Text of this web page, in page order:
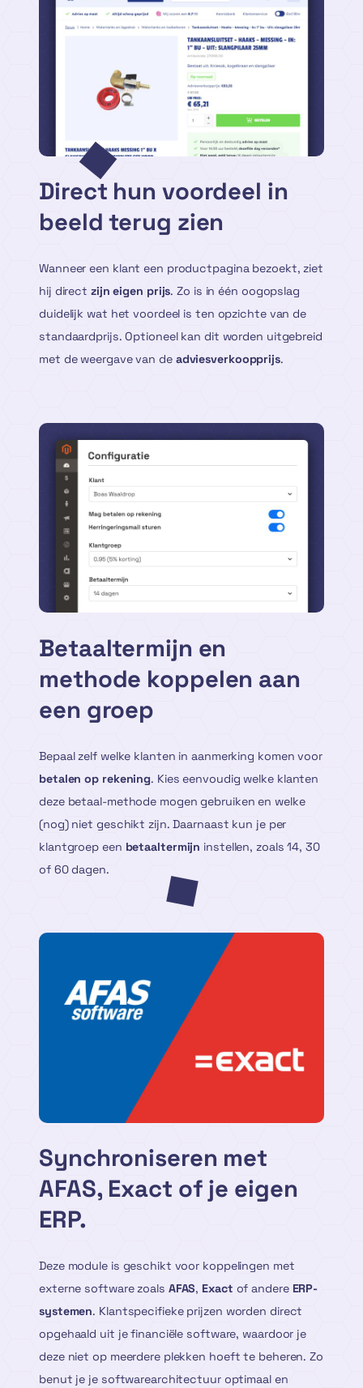
Direct hun voordeel in
beeld terug zien
Wanneer een klant een productpagina bezoekt, ziet
hij direct zijn eigen prijs. Zo is in één oogopslag
duidelijk wat het voordeel is ten opzichte van de
standaardprijs. Optioneel kan dit worden uitgebreid
met de weergave van de adviesverkoopprijs.
Betaaltermijn en
methode koppelen aan
een groep
Bepaal zelf welke klanten in aanmerking komen voor
betalen op rekening. Kies eenvoudig welke klanten
deze betaal-methode mogen gebruiken en welke
(nog) niet geschikt zijn. Daarnaast kun je per
klantgroep een betaaltermijn instellen, zoals 14, 30
of 60 dagen.
Synchroniseren met
AFAS, Exact of je eigen
ERP.
Deze module is geschikt voor koppelingen met
externe software zoals AFAS, Exact of andere ERP-
systemen. Klantspecifieke prijzen worden direct
opgehaald uit je financiële software, waardoor je
deze niet op meerdere plekken hoeft te beheren. Zo
benut je je softwarearchitectuur optimaal en